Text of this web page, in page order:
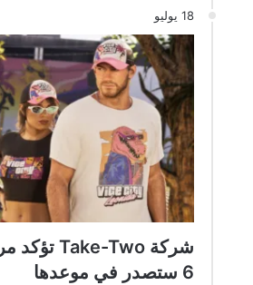
18 يوليو
6 ستصدر في موعدها